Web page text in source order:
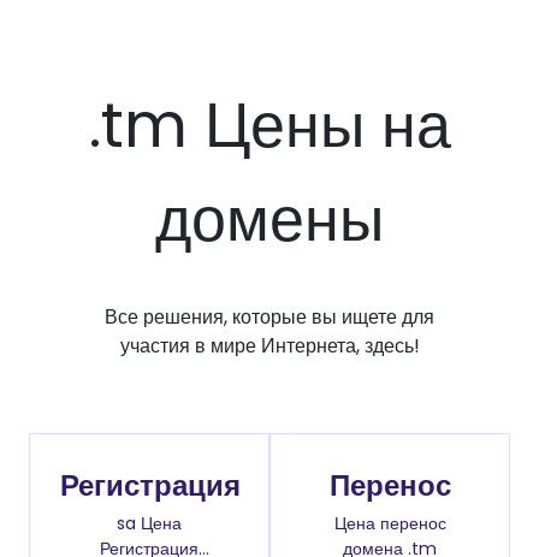
.tm Цены на
домены
Все решения, которые вы ищете для
участия в мире Интернета, здесь!
Регистрация
sa Цена
Регистрация
Перенос
Цена перенос
домена .tm